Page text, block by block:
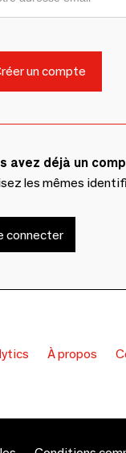
avez déjà un
les mêmes
connecter
À propos